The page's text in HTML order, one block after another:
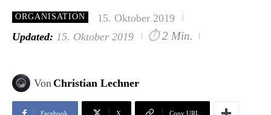
ORGANISATION
15. Oktober 2019
Updated: 15. Oktober 2019 ⏱ 2 Min.
VonChristian Lechner
Facebook X Copy URL